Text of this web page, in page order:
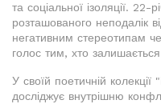
та соціальної ізоляції. 22-
розташованого неподалік
негативним стереотипам
голос тим, хто
У своїй поетичній колекції
досліджує внутрішню